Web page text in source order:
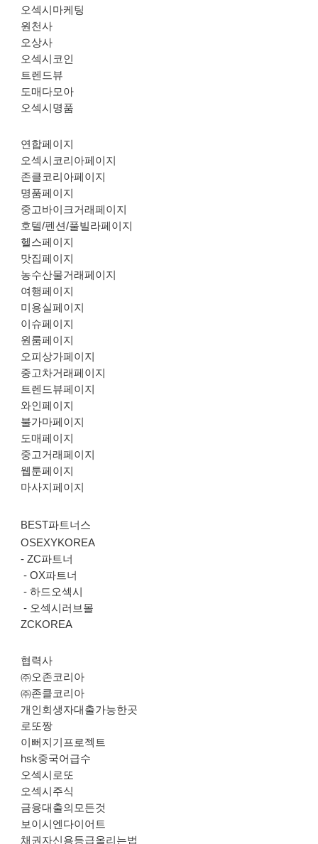
오섹시마케팅
원천사
오상사
오섹시코인
트렌드뷰
도매다모아
오섹시명품
연합페이지
오섹시코리아페이지
존클코리아페이지
명품페이지
중고바이크거래페이지
호텔/펜션/풀빌라페이지
헬스페이지
맛집페이지
농수산물거래페이지
여행페이지
미용실페이지
이슈페이지
원룸페이지
오피상가페이지
중고차거래페이지
트렌드뷰페이지
와인페이지
불가마페이지
도매페이지
중고거래페이지
웹툰페이지
마사지페이지
BEST파트너스
OSEXYKOREA
-ZC파트너
-OX파트너
-하드오섹시
- 오섹시러브몰
ZCKOREA
협력사
㈜오존코리아
㈜존클코리아
개인회생자대출가능한곳
로또짱
이뻐지기프로젝트
hsk중국어급수
오섹시로또
오섹시주식
금융대출의모든것
보이시엔다이어트
채권자신용등급올리는법